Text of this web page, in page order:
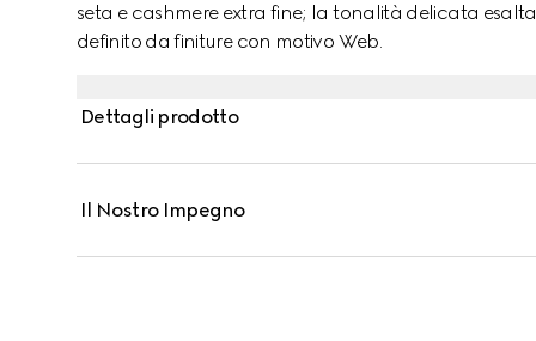
seta e cashmere extra fine; la tonalità delicata
definito da finiture con motivo Web.
Dettagli prodotto
Il Nostro Impegno